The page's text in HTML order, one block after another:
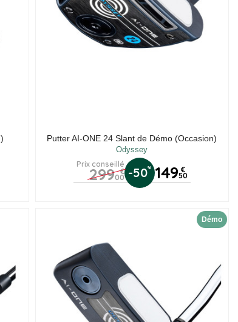
Putter AI-ONE 24 Slant de Démo (Occasion)
Odyssey
Prix conseillé
299 €
00 -50% 149 €
50
Démo